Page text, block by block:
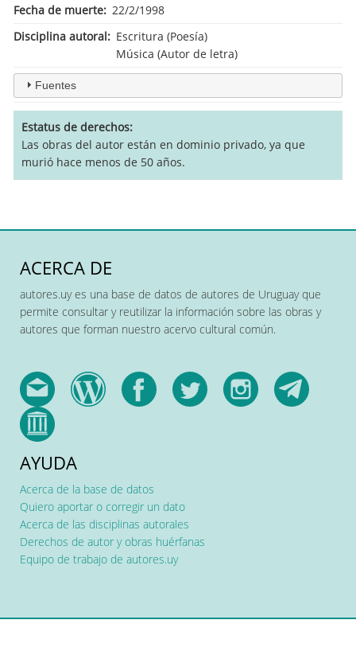
Fecha de muerte
22/2/1998
Disciplina autoral
Escritura (Poesía)
Música (Autor de letra)
Fuentes
Estatus de derechos
Las obras del autor están en dominio privado, ya que
murió hace menos de 50 años.
ACERCA DE
autores.uy es una base de datos de autores de Uruguay que
permite consultar y reutilizar la información sobre las obras y
autores que forman nuestro acervo cultural común.
AYUDA
Acerca de la base de datos
Quiero aportar o corregir un dato
Acerca de las disciplinas autorales
Derechos de autor y obras huérfanas
Equipo de trabajo de autores.uy